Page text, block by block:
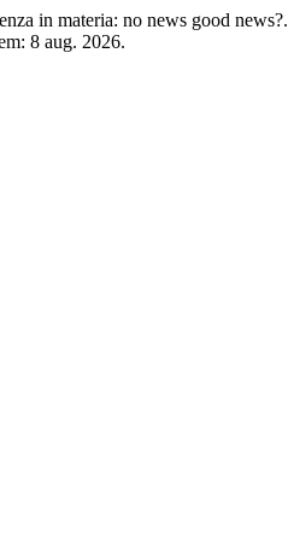
in materia: no news good news?.
8 aug. 2026.